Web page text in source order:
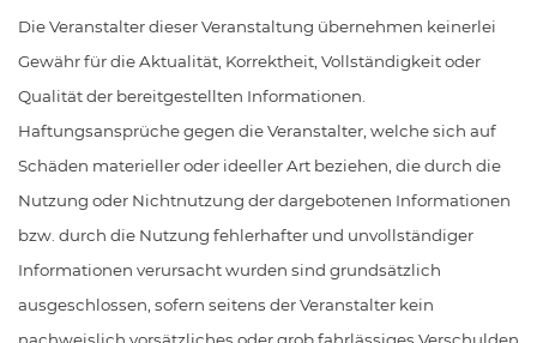
Die Veranstalter dieser Veranstaltung übernehmen keinerlei
Gewähr für die Aktualität, Korrektheit, Vollständigkeit oder
Qualität der bereitgestellten Informationen.
Haftungsansprüche gegen die Veranstalter, welche sich auf
Schäden materieller oder ideeller Art beziehen, die durch die
Nutzung oder Nichtnutzung der dargebotenen Informationen
bzw. durch die Nutzung fehlerhafter und unvollständiger
Informationen verursacht wurden sind grundsätzlich
ausgeschlossen, sofern seitens der Veranstalter kein
nachweislich vorsätzliches oder grob fahrlässiges Verschulden